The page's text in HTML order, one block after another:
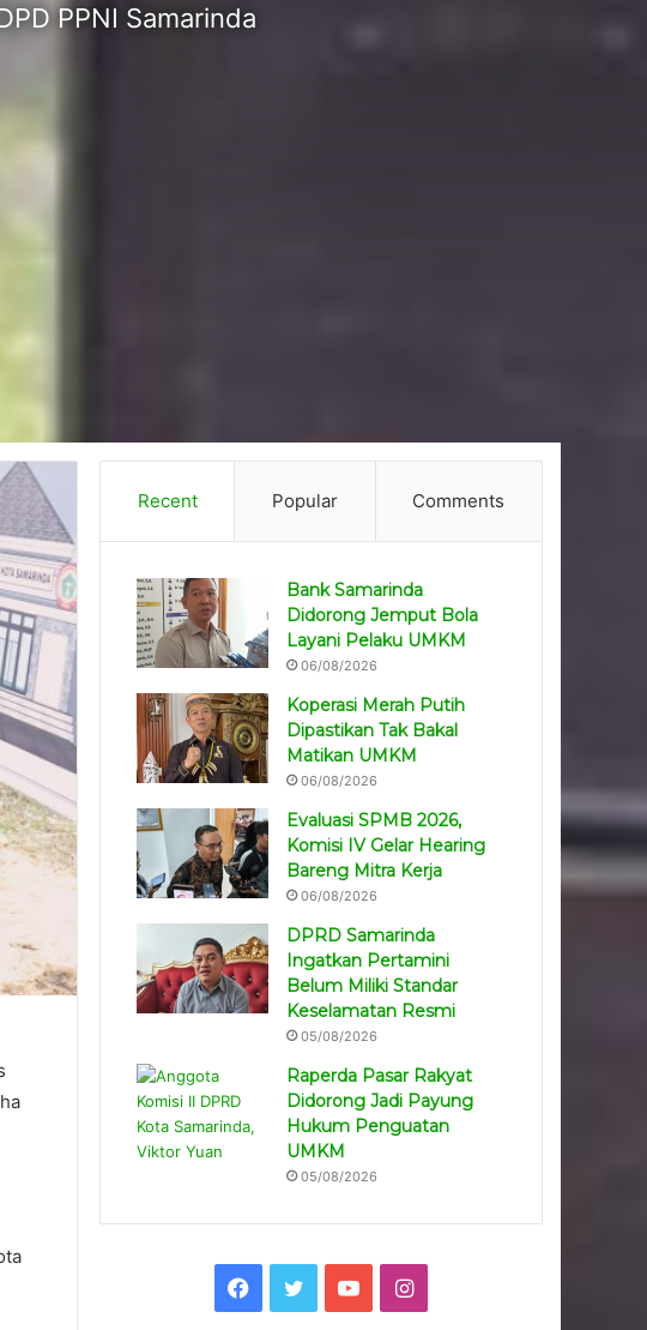
PPNI Samarinda
Recent Popular Comments
Bank Samarinda
Didorong Jemput Bola
Layani Pelaku UMKM
06/08/2026
Koperasi Merah Putih
Dipastikan Tak Bakal
Matikan UMKM
06/08/2026
Evaluasi SPMB 2026,
Komisi IV Gelar Hearing
Bareng Mitra Kerja
06/08/2026
DPRD Samarinda
Ingatkan Pertamini
Belum Miliki Standar
Keselamatan Resmi
05/08/2026
Raperda Pasar Rakyat
Didorong Jadi Payung
Hukum Penguatan
UMKM
05/08/2026
Facebook
TwitterYouTubeInstagram